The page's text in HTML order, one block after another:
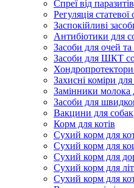
Спреї від
Регуляція
Заспокійливі
Антибіотики для
Засоби для очей та
Засоби для ШКТ
Захисні коміри
Замінники молока
Засоби для
Вакцини для собак
Корм для котів
Сухий корм для
Сухий корм для
Сухий корм для
Сухий корм для
Сухий корм для